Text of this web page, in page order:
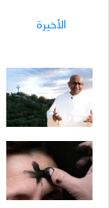
الأخيرة